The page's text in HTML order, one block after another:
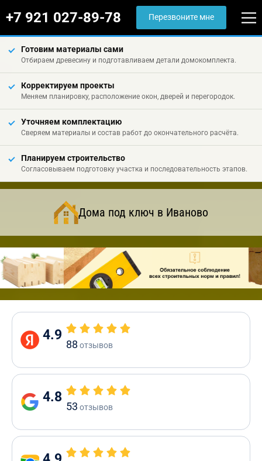
+7 921 027-89-78 Перезвоните мне
Готовим материалы сами
Отбираем древесину и подготавливаем детали домокомплекта.
Корректируем проекты
Меняем планировку, расположение окон, дверей и перегородок.
Уточняем комплектацию
Сверяем материалы и состав работ до окончательного расчёта.
Планируем строительство
Согласовываем подготовку участка и последовательность этапов.
Дома под ключ в Иваново
4.9
88 отзывов
4.8
53 отзывов